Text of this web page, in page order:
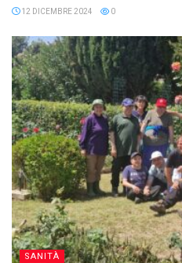
12 DICEMBRE 2024 0
SANITÀ